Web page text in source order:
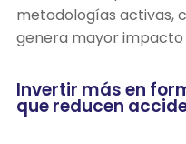
metodologías activas,
genera mayor impacto
Invertir más en
que reducen